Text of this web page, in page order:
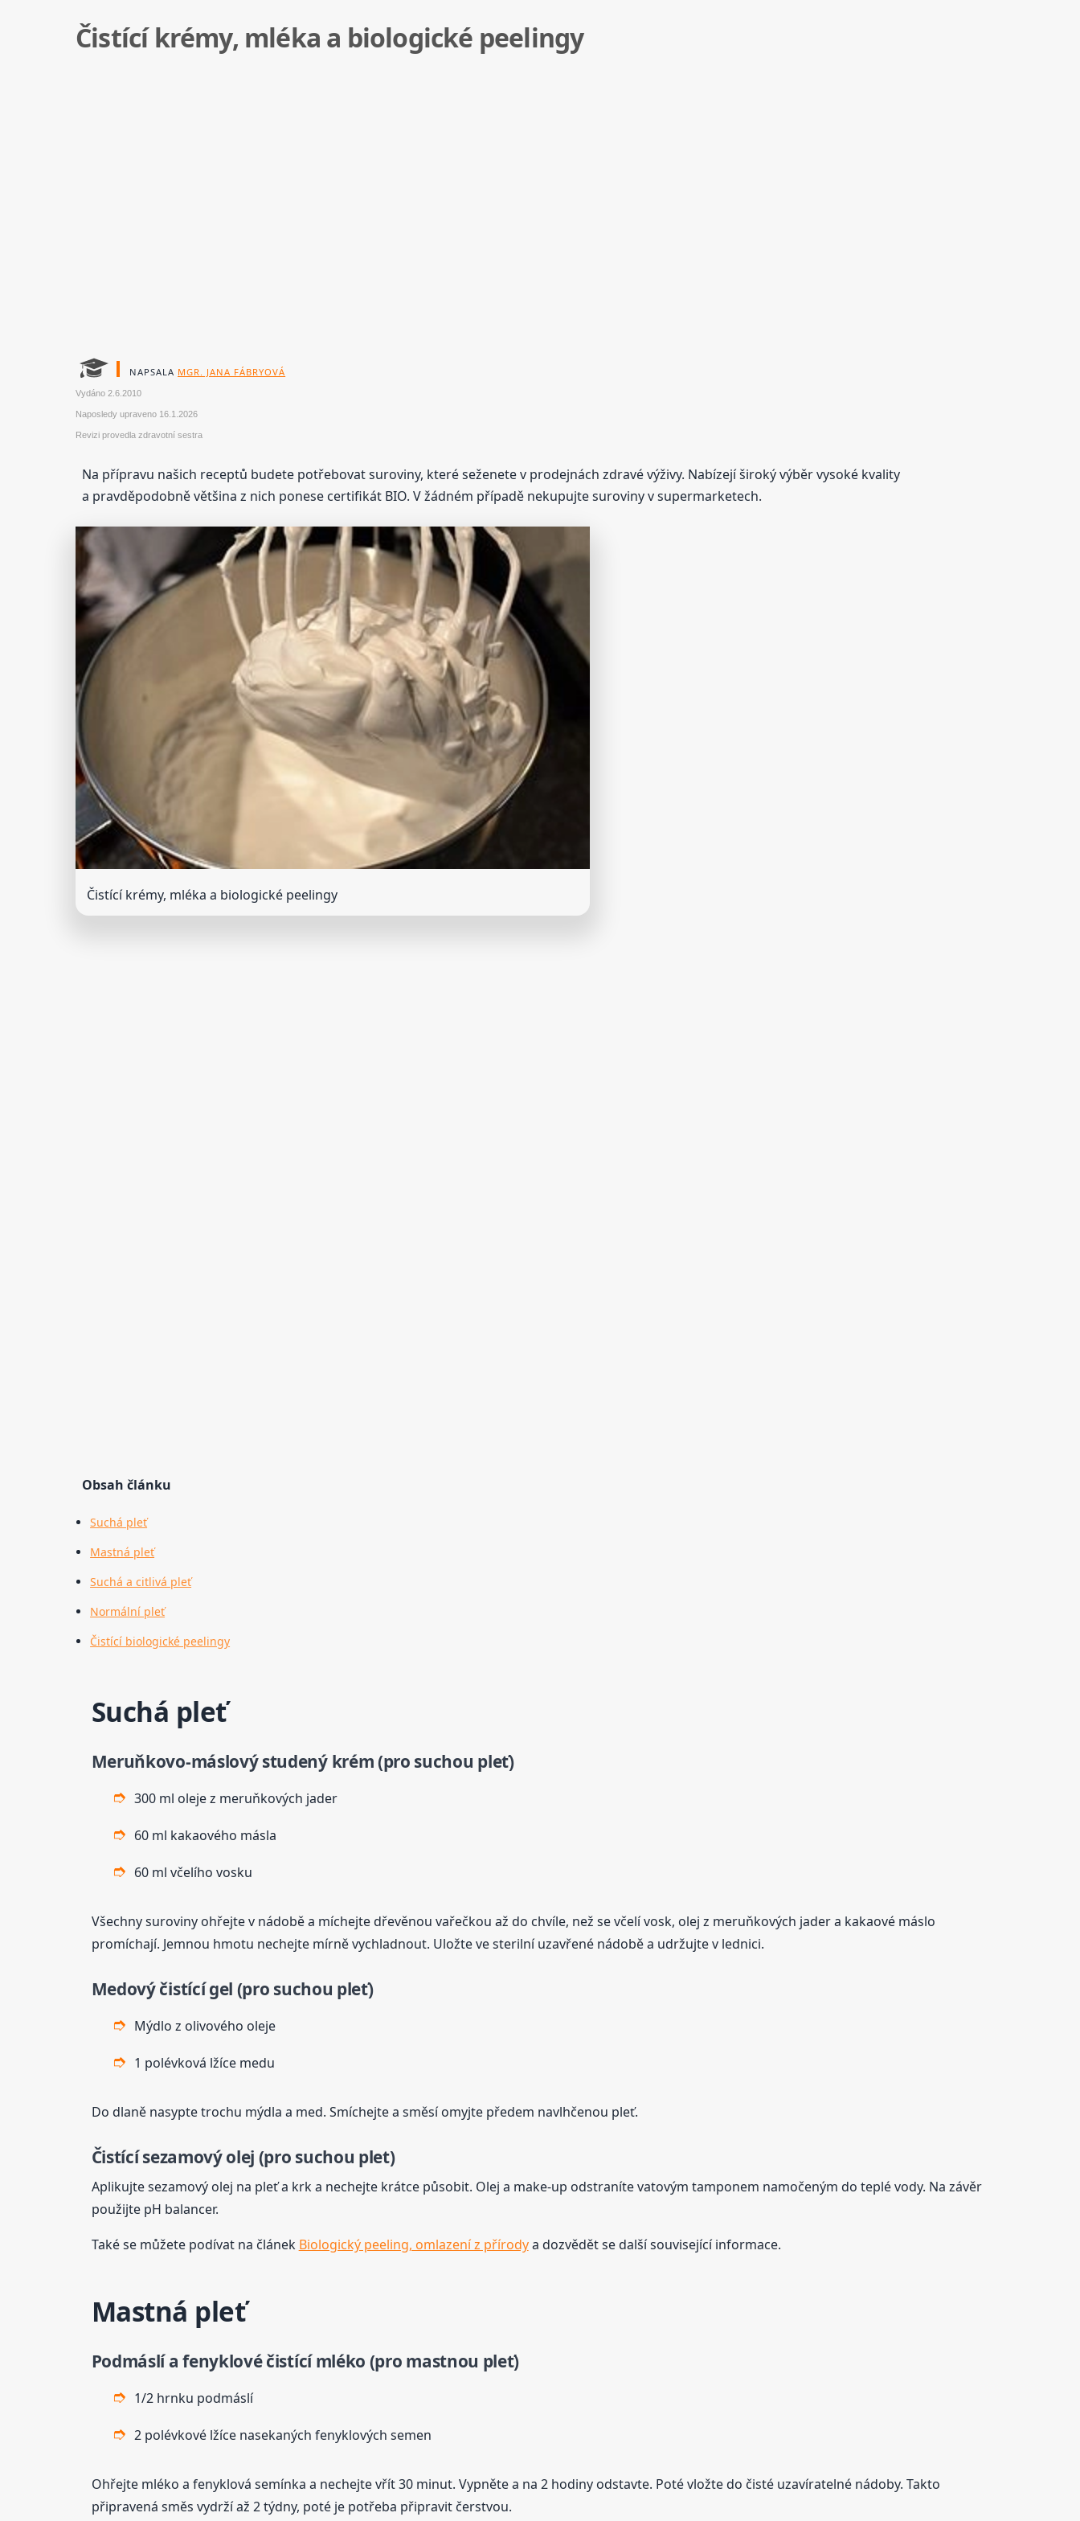
Čistící krémy, mléka a biologické peelingy
NAPSALA MGR. JANA FÁBRYOVÁ
Vydáno2.6.2010
Naposledy upraveno 16.1.2026
Revizi provedla zdravotní sestra
Na přípravu našich receptů budete potřebovat suroviny, které seženete v prodejnách zdravé výživy. Nabízejí široký výběr vysoké kvality
a pravděpodobně většina z nich ponese certifikát BIO. V žádném případě nekupujte suroviny v supermarketech.
Čistící krémy, mléka a biologické peelingy
Obsah článku
Suchá pleť
Mastná pleť
Suchá a citlivá pleť
Normální pleť
Čistící biologické peelingy
Suchá pleť
Meruňkovo-máslový studený krém (pro suchou pleť)
300 ml oleje z meruňkových jader
60 ml kakaového másla
60 ml včelího vosku
Všechny suroviny ohřejte v nádobě a míchejte dřevěnou vařečkou až do chvíle, než se včelí vosk, olej z meruňkových jader a kakaové máslo
promíchají. Jemnou hmotu nechejte mírně vychladnout. Uložte ve sterilní uzavřené nádobě a udržujte v lednici.
Medový čistící gel (pro suchou pleť)
Mýdlo z olivového oleje
1 polévková lžíce medu
Do dlaně nasypte trochu mýdla a med. Smíchejte a směsí omyjte předem navlhčenou pleť.
Čistící sezamový olej (pro suchou plet)
Aplikujte sezamový olej na pleť a krk a nechejte krátce působit. Olej a make-up odstraníte vatovým tamponem namočeným do teplé vody. Na závěr
použijte pH balancer.
Také se můžete podívat na článek Biologický peeling, omlazení z přírodya dozvědět se další související informace.
Mastná pleť
Podmáslí a fenyklové čistící mléko (pro mastnou pleť)
1/2 hrnku podmáslí
2 polévkové lžíce nasekaných fenyklových semen
Ohřejte mléko a fenyklová semínka a nechejte vřít 30 minut. Vypněte a na 2 hodiny odstavte. Poté vložte do čisté uzavíratelné nádoby. Takto
připravená směs vydrží až 2 týdny, poté je potřeba připravit čerstvou.